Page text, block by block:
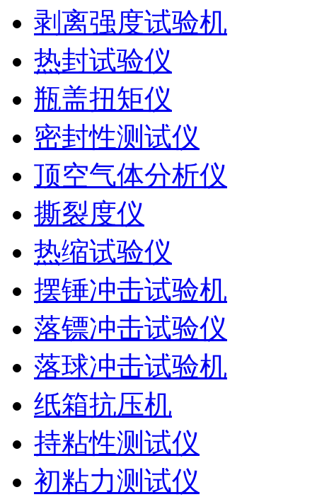
剥离强度试验机
热封试验仪
瓶盖扭矩仪
密封性测试仪
顶空气体分析仪
撕裂度仪
热缩试验仪
摆锤冲击试验机
落镖冲击试验仪
落球冲击试验机
纸箱抗压机
持粘性测试仪
初粘力测试仪